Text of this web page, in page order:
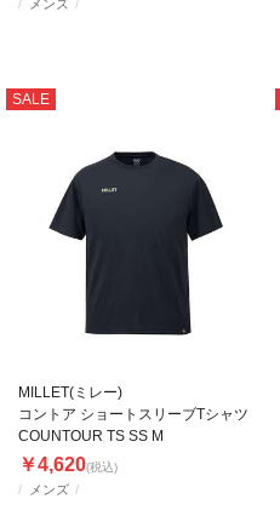
メンズ
SALE
メンズ
MILLET(ミレー)
コントア ショートスリーブTシャツ
COUNTOUR TS SS M
￥4,620(税込)